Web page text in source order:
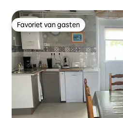
Favoriet van gasten
Favoriet van gasten